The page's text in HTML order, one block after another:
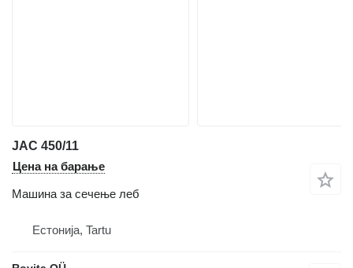
JAC 450/11
Цена на барање
Машина за сечење леб
Естонија, Tartu